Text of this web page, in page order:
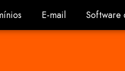
E-mail
E-mail Software
Software